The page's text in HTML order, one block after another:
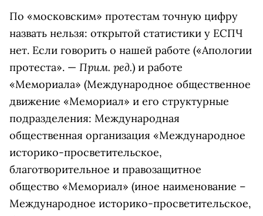
По «московским» протестам точную цифру
назвать нельзя: открытой статистики у ЕСПЧ
нет. Если говорить о нашей работе («Апологии
протеста». — Прим. ред.) и работе
«Мемориала» (Международное общественное
движение «Мемориал» и его структурные
подразделения: Международная
общественная организация «Международное
историко-просветительское,
благотворительное и правозащитное
общество «Мемориал» (иное наименование –
Международное историко-просветительское,